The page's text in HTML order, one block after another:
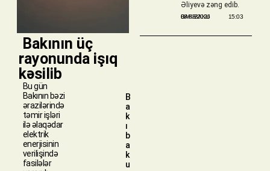
​ Bakının üç
rayonunda işıq
kəsilib
Bu gün
Bakının bəzi
ərazilərində
təmir işləri
ilə əlaqədar
elektrik
enerjisinin
verilişində
fasilələr
B
a
k
ı
b
a
k
u
Əliyevə zəng edib.
BAKIBAKU
08/08/2026 15:03